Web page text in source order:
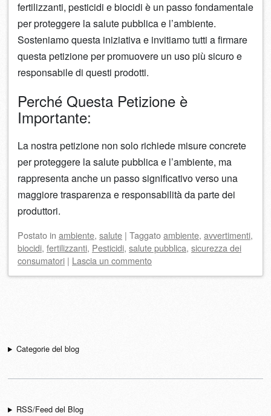
fertilizzanti, pesticidi e biocidi è un passo fondamentale
per proteggere la salute pubblica e l’ambiente.
Sosteniamo questa iniziativa e invitiamo tutti a firmare
questa petizione per promuovere un uso più sicuro e
responsabile di questi prodotti.
Perché Questa Petizione è
Importante:
La nostra petizione non solo richiede misure concrete
per proteggere la salute pubblica e l’ambiente, ma
rappresenta anche un passo significativo verso una
maggiore trasparenza e responsabilità da parte dei
produttori.
Postato in ambiente, salute | Taggatoambiente, avvertimenti,
biocidi, fertilizzanti, Pesticidi, salute pubblica, sicurezza dei
consumatori | Lascia un commento
Categorie del blog
RSS/Feed del Blog